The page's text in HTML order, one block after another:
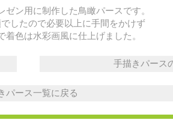
ゼン用に制作した鳥瞰パースです。
したので必要以上に手間をかけず
着色は水彩画風に仕上げました。
手描きパース
パース一覧に戻る